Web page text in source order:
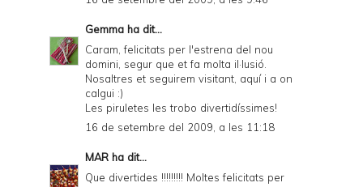
Gemma ha dit...
Caram, felicitats per l'estrena del nou
domini, segur que et fa molta il·lusió.
Nosaltres et seguirem visitant, aquí i a on
calgui :)
Les piruletes les trobo divertidíssimes!
16 de setembre del 2009, a les 11:18
MAR ha dit...
Que divertides !!!!!!!!! Moltes felicitats per